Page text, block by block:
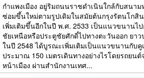
กำแพงเมือง อยู่ริมถนนราชดำเนินใกล้กับสนาม
ซ่อมขึ้นใหม่ตามรูปเดิมในสมัยต้นกรุงรัตนโกสิ
เพิ่มเติมขึ้นอีกในปี พ.ศ. 2533 เป็นแนวขนานไ
ชัยเหนือหรือประตูชัยศักดิ์ไปทางตะวันออก ยา
ในปี 2548 ได้บูรณะเพิ่มเติมเป็นแนวขนานกับคู
ประมาณ 150 เมตรเดินทางอย่างไรโดยรถยน
หน้าเมือง ผ่านสำนักงานเทศ...